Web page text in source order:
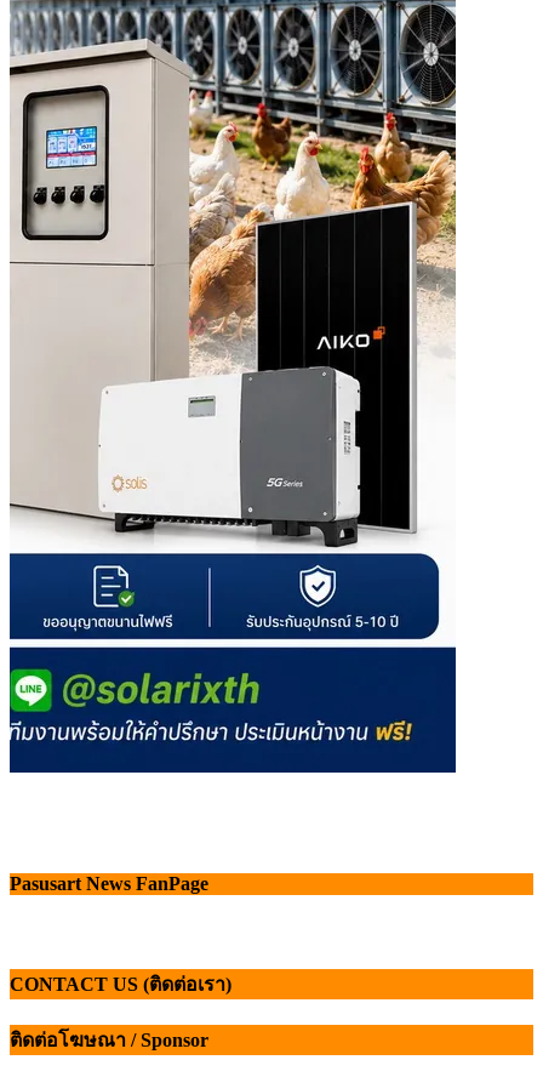
Pasusart News FanPage
CONTACT US (ติดต่อเรา)
ติดต่อโฆษณา / Sponsor